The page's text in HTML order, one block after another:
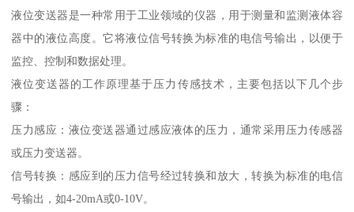
液位变送器是一种常用于工业领域的仪器，用于测量和监测液体容
器中的液位高度。它将液位信号转换为标准的电信号输出，以便于
监控、控制和数据处理。
液位变送器的工作原理基于压力传感技术，主要包括以下几个步
骤：
压力感应：液位变送器通过感应液体的压力，通常采用压力传感器
或压力变送器。
信号转换：感应到的压力信号经过转换和放大，转换为标准的电信
号输出，如4-20mA或0-10V。